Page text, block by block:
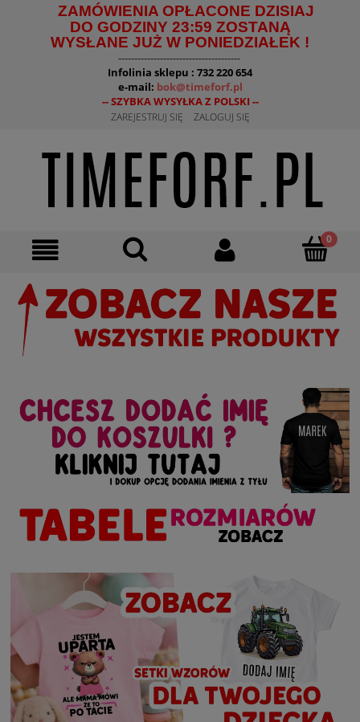
ZAMÓWIENIA OPŁACONE DZISIAJ
DO GODZINY 23:59 ZOSTANĄ
WYSŁANE JUŻ W PONIEDZIAŁEK !
--------------------------------------
Infolinia sklepu : 732 220 654
e-mail: bok@timeforf.pl
-- SZYBKA WYSYŁKA Z POLSKI --
ZAREJESTRUJ SIĘ ZALOGUJ SIĘ